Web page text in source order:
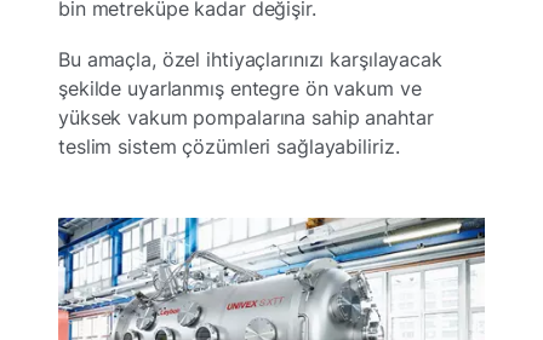
bin metreküpe kadar değişir.
Bu amaçla, özel ihtiyaçlarınızı karşılayacak
şekilde uyarlanmış entegre ön vakum ve
yüksek vakum pompalarına sahip anahtar
teslim sistem çözümleri sağlayabiliriz.